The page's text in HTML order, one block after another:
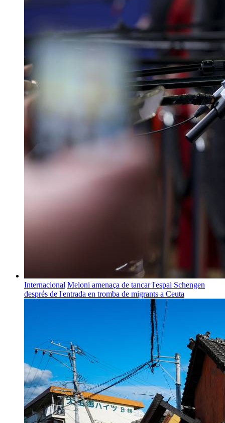
Internacional Meloni amenaça de tancar l'espai Schengen
després de l'entrada en tromba de migrants a Ceuta